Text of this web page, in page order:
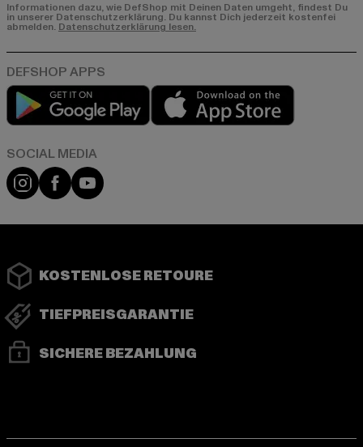
Informationen dazu, wie DefShop mit Deinen Daten umgeht, findest Du
in unserer Datenschutzerklärung. Du kannst Dich jederzeit kostenfei
abmelden. Datenschutzerklärung lesen.
Play market
Instagram
FacebookYouTube
KOSTENLOSE RETOURE
TIEFPREISGARANTIE
SICHERE BEZAHLUNG